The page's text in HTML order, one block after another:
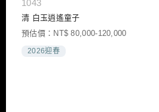
1043
清 白玉逍遙童子
預估價：NT$ 80,000-120,000
2026迎春